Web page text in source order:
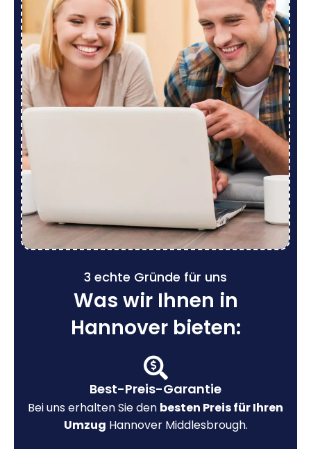
3 echte Gründe für uns
Was wir Ihnen in
Hannover bieten:
Best-Preis-Garantie
Bei uns erhalten Sie den besten Preis für Ihren
Umzug Hannover Middlesbrough.